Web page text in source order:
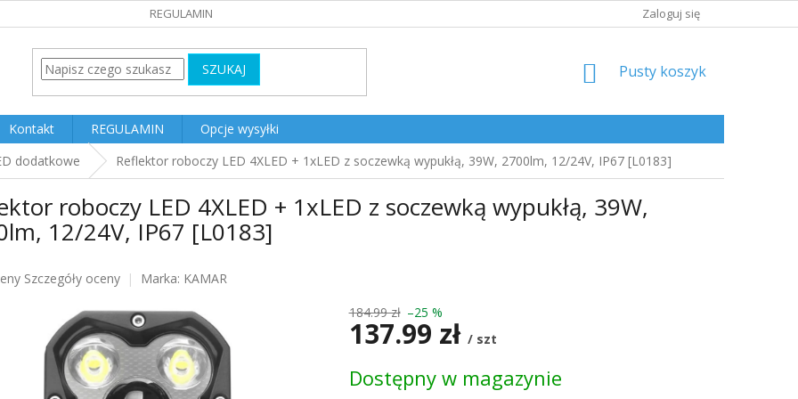
REGULAMIN Zaloguj się
SZUKAJ KOSZYK
Pusty koszyk
Kontakt REGULAMIN
Opcje wysyłki
dodatkowe Reflektor roboczy LED 4XLED + 1xLED z soczewką wypukłą, 39W, 2700lm, 12/24V, IP67 [L0183]
roboczy LED 4XLED + 1xLED z soczewką wypukłą, 39W,
12/24V, IP67 [L0183]
Szczegóły oceny Marka: KAMAR
184.99 zł –25 %
137.99 zł / szt
jednostkowa:
Dostępny w magazynie